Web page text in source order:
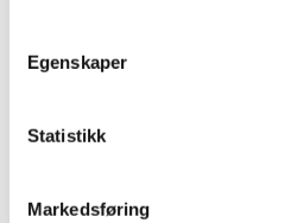
Egenskaper
Statistikk
Markedsføring
92950017